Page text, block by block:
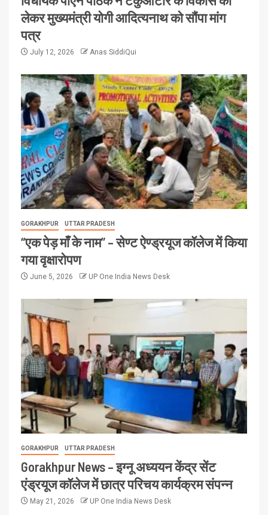
लेकर मुख्यमंत्री योगी आदित्यनाथ को सौंपा मांग
पत्र
July 12, 2026 Anas SiddiQui
GORAKHPUR UTTAR PRADESH
“एक पेड़ माँ के नाम” – सेण्ट ऐण्ड्रयूज कॉलेज में किया
गया वृक्षारोपण
June 5, 2026 UP One India News Desk
GORAKHPUR UTTAR PRADESH
Gorakhpur News – इग्नू अध्ययन केंद्र सेंट
एंड्रयूज कॉलेज में छात्र परिचय कार्यक्रम संपन्न
May 21, 2026 UP One India News Desk